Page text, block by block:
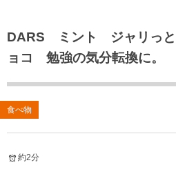
DARS ミント ジャリっと
ョコ 勉強の気分転換に。
食べ物
約2分
TOEIC800点への道
TOEIC（作戦・ノウハウなど）
TOEIC700点への道
英単語
川越（埼玉県）
沖縄
神戸
行ってきたあれこれ
コスメ
ダイエット
健康あれこれ
美容あれこれ
今日の一枚
月、星、宇宙